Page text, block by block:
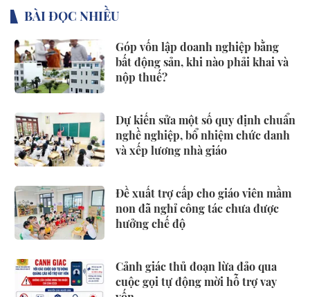
BÀI ĐỌC NHIỀU
Góp vốn lập doanh nghiệp bằng
bất động sản, khi nào phải khai và
nộp thuế?
Dự kiến sửa một số quy định chuẩn
nghề nghiệp, bổ nhiệm chức danh
và xếp lương nhà giáo
Đề xuất trợ cấp cho giáo viên mầm
non đã nghỉ công tác chưa được
hưởng chế độ
Cảnh giác thủ đoạn lừa đảo qua
cuộc gọi tự động mời hỗ trợ vay